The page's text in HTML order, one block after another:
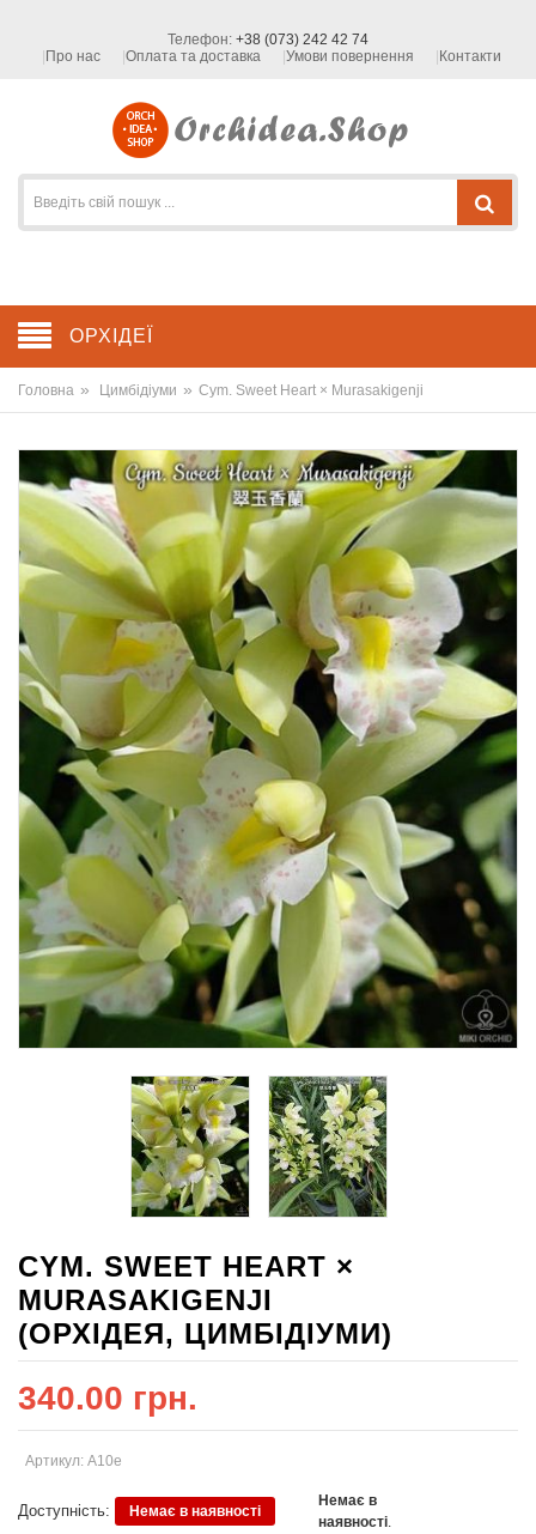
Телефон: +38 (073) 242 42 74
Про нас
Оплата та доставка Умови повернення Контакти
ОРХІДЕЇ
Головна » Цимбідіуми » Cym. Sweet Heart × Murasakigenji
CYM. SWEET HEART ×
MURASAKIGENJI
(ОРХІДЕЯ, ЦИМБІДІУМИ)
340.00 грн.
Артикул: А10е
Доступність: Немає в наявності
Немає в
наявності